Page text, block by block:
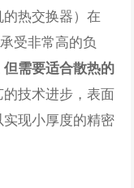
热交换器）在
受非常高的负
需要适合散热的
技术进步，表面
现小厚度的精密